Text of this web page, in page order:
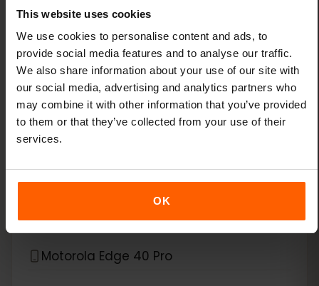
This website uses cookies
We use cookies to personalise content and ads, to
provide social media features and to analyse our traffic.
We also share information about your use of our site with
our social media, advertising and analytics partners who
may combine it with other information that you’ve provided
to them or that they’ve collected from your use of their
services.
OK
Xiaomi 15
Xiaomi Redmi Note 11 Pro 5G
Xiaomi Redmi Note 13 Pro
Xiaomi Redmi Note 13 Pro Plus
eSIM互換デバイスMotorola
Motorola Edge 40 Neo
Motorola Edge 40 Pro